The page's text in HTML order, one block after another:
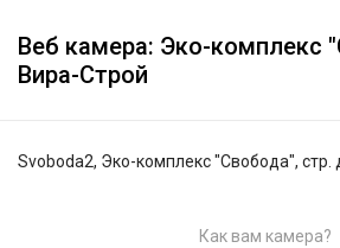
Веб камера: Эко-комплекс
Вира-Строй
Svoboda2, Эко-комплекс "Свобода",
Как вам камера?